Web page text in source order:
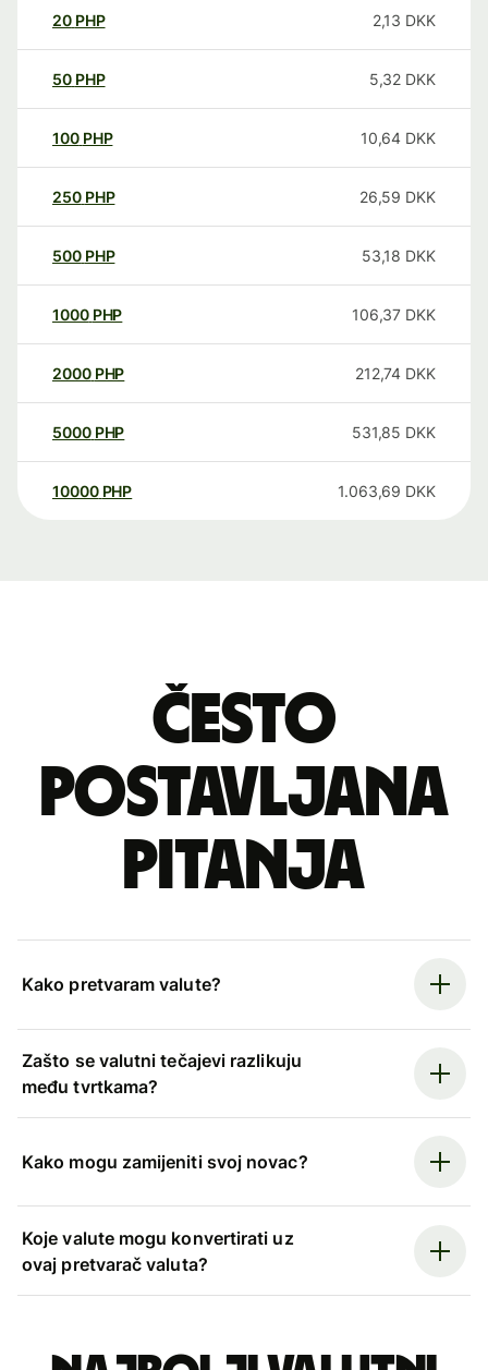
20 PHP 2,13 DKK
50 PHP 5,32 DKK
100 PHP 10,64 DKK
250 PHP 26,59 DKK
500 PHP 53,18 DKK
1000 PHP 106,37 DKK
2000 PHP 212,74 DKK
5000 PHP 531,85 DKK
10000 PHP 1.063,69 DKK
Često
postavljana
pitanja
Kako pretvaram valute?
Zašto se valutni tečajevi razlikuju
među tvrtkama?
Kako mogu zamijeniti svoj novac?
Koje valute mogu konvertirati uz
ovaj pretvarač valuta?